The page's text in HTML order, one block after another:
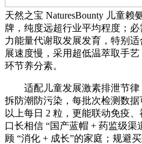
天然之宝 NaturesBounty 儿童赖
牌，纯度远超行业平均程度；
力能量代谢取发展发育，特别
展速度慢，采用超低温萃取手
环节养分素。
适配儿童发展激素排泄节律
拆防潮防污染，每批次检测数
以上每日 2 粒，更能联动免疫
口长相信 “国产蓝帽 + 药监级
顾 “消化 + 成长”的家庭；规避买